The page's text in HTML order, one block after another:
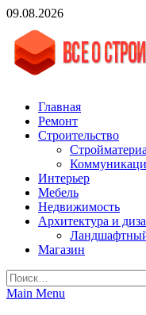
Skip
content
09.08.2026
vgasa.ru
Строительный журнал.
Главная
Ремонт
Строительство
Интерьер
Мебель
Недвижимость
Архитектура и
Магазин
Найти:
Main Menu